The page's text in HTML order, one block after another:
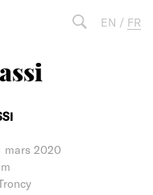
EN / FR
mars 2020